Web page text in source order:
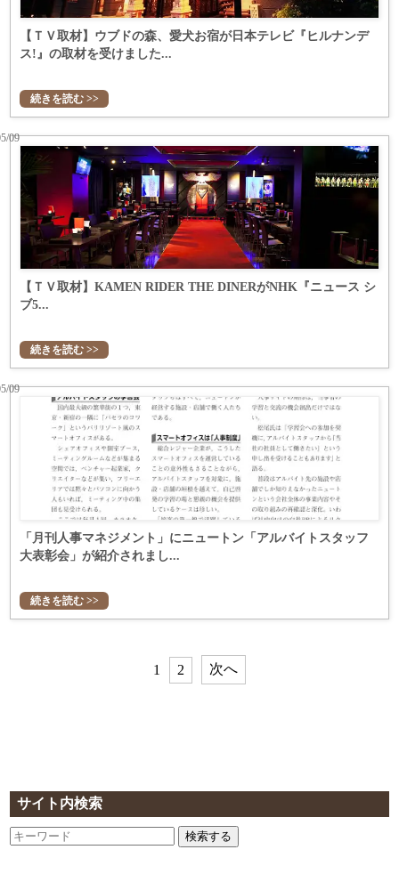
サイト内検索
検索する
【ＴＶ取材】ウブドの森、愛犬お宿が日本テレビ『ヒルナンデ
ス!』の取材を受けました...
続きを読む >>
【ＴＶ取材】KAMEN RIDER THE DINERがNHK『ニュース シ
ブ5...
09
続きを読む >>
「月刊人事マネジメント」にニュートン「アルバイトスタッフ
大表彰会」が紹介されまし...
09
続きを読む >>
1 2 次へ